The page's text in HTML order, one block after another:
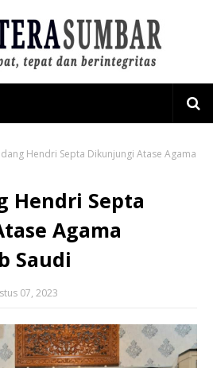
Hendri Septa Dikunjungi Atase Agama
Hendri Septa
Agama
Saudi
07, 2023